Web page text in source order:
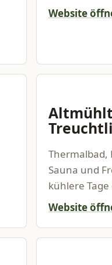
Website
Thermalbad,
Sauna und
kühlere
Website